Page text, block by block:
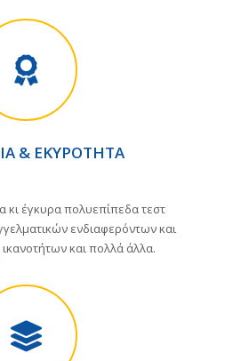
& ΕΚΥΡΌΤΗΤΑ
κι έγκυρα πολυεπίπεδα τεστ
ενδιαφερόντων και
και πολλά άλλα.